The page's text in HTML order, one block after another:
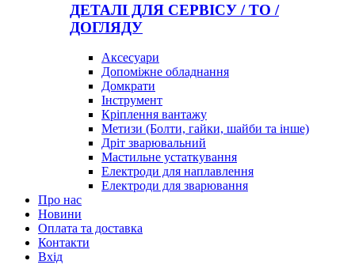
ДЕТАЛІ ДЛЯ СЕРВІСУ / ТО /
ДОГЛЯДУ
Аксесуари
Допоміжне обладнання
Домкрати
Інструмент
Кріплення вантажу
Метизи (Болти, гайки, шайби та інше)
Дріт зварювальний
Мастильне устаткування
Електроди для наплавлення
Електроди для зварювання
Про нас
Новини
Оплата та доставка
Контакти
Вхiд